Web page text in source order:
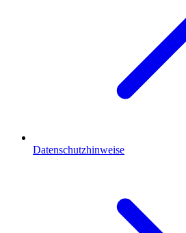
Datenschutzhinweise